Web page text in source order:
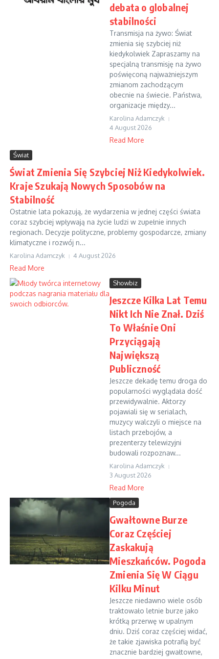
debata o globalnej
stabilności
Transmisja na żywo: Świat
zmienia się szybciej niż
kiedykolwiek Zapraszamy na
specjalną transmisję na żywo
poświęconą najważniejszym
zmianom zachodzącym
obecnie na świecie. Państwa,
organizacje między...
Karolina Adamczyk
4 August 2026
Read More
Świat
Świat Zmienia Się Szybciej Niż Kiedykolwiek.
Kraje Szukają Nowych Sposobów na
Stabilność
Ostatnie lata pokazują, że wydarzenia w jednej części świata
coraz szybciej wpływają na życie ludzi w zupełnie innych
regionach. Decyzje polityczne, problemy gospodarcze, zmiany
klimatyczne i rozwój n...
Karolina Adamczyk 4 August 2026
Read More
Showbiz
Jeszcze Kilka Lat Temu
Nikt Ich Nie Znał. Dziś
To Właśnie Oni
Przyciągają
Największą
Publiczność
Jeszcze dekadę temu droga do
popularności wyglądała dość
przewidywalnie. Aktorzy
pojawiali się w serialach,
muzycy walczyli o miejsce na
listach przebojów, a
prezenterzy telewizyjni
budowali rozpoznaw...
Karolina Adamczyk
3 August 2026
Read More
Pogoda
Gwałtowne Burze
Coraz Częściej
Zaskakują
Mieszkańców. Pogoda
Zmienia Się W Ciągu
Kilku Minut
Jeszcze niedawno wiele osób
traktowało letnie burze jako
krótką przerwę w upalnym
dniu. Dziś coraz częściej widać,
że takie zjawiska potrafią być
znacznie bardziej gwałtowne,